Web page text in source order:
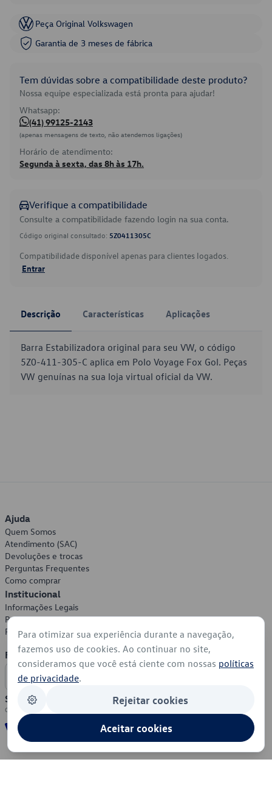
Peça Original Volkswagen
Garantia de 3 meses de fábrica
Tem dúvidas sobre a compatibilidade deste produto?
Nossa equipe especializada está pronta para ajudar!
Whatsapp:
(41) 99125-2143
(apenas mensagens de texto, não atendemos ligações)
Horário de atendimento:
Segunda à sexta, das 8h às 17h.
Verifique a compatibilidade
Consulte a compatibilidade fazendo login na sua conta.
Código original consultado: 5Z0411305C
Compatibilidade disponível apenas para clientes logados.
Entrar
Descrição Características Aplicações
Barra Estabilizadora original para seu VW, o código
5Z0-411-305-C aplica em Polo Voyage Fox Gol. Peças
VW genuínas na sua loja virtual oficial da VW.
Ajuda
Quem Somos
Atendimento (SAC)
Devoluções e trocas
Perguntas Frequentes
Como comprar
Institucional
Informações Legais
Política de Privacidade
Política de Cookies
Formas de Pagamento
Segurança
Para otimizar sua experiência durante a navegação,
fazemos uso de cookies. Ao continuar no site,
consideramos que você está ciente com nossas políticas
de privacidade.
Rejeitar cookies
Aceitar cookies